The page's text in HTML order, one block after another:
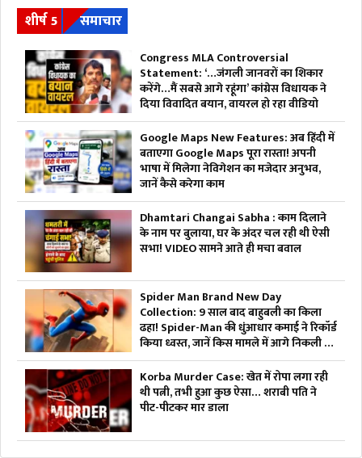
शीर्ष 5 समाचार
Congress MLA Controversial
Statement: ‘…जंगली जानवरों का शिकार
करेंगे…मैं सबसे आगे रहूंगा’ कांग्रेस विधायक ने
दिया विवादित बयान, वायरल हो रहा वीडियो
Google Maps New Features: अब हिंदी में
बताएगा Google Maps पूरा रास्ता! अपनी
भाषा में मिलेगा नेविगेशन का मजेदार अनुभव,
जानें कैसे करेगा काम
Dhamtari Changai Sabha : काम दिलाने
के नाम पर बुलाया, घर के अंदर चल रही थी ऐसी
सभा! VIDEO सामने आते ही मचा बवाल
Spider Man Brand New Day
Collection: 9 साल बाद बाहुबली का किला
ढहा! Spider-Man की धुंआधार कमाई ने रिकॉर्ड
किया ध्वस्त, जानें किस मामले में आगे निकली ये
फिल्म
Korba Murder Case: खेत में रोपा लगा रही
थी पत्नी, तभी हुआ कुछ ऐसा… शराबी पति ने
पीट-पीटकर मार डाला